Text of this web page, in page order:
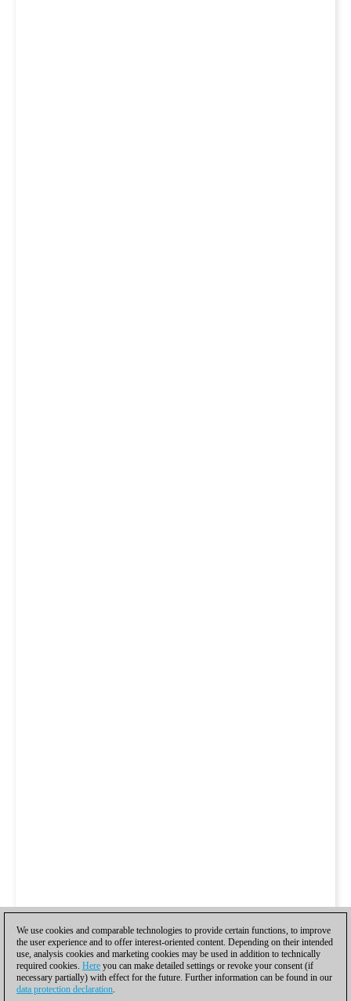
We use cookies and comparable technologies to provide certain functions, to improve
the user experience and to offer interest-oriented content. Depending on their intended
use, analysis cookies and marketing cookies may be used in addition to technically
required cookies. Here you can make detailed settings or revoke your consent (if
necessary partially) with effect for the future. Further information can be found in our
data protection declaration.